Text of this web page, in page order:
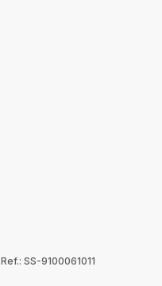
Ref.: SS-9100061011